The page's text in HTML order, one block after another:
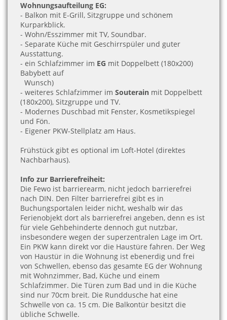
Wohnungsaufteilung EG:
- Balkon mit E-Grill, Sitzgruppe und schönem
Kurparkblick.
- Wohn/Esszimmer mit TV, Soundbar.
- Separate Küche mit Geschirrspüler und guter
Ausstattung.
- ein Schlafzimmer im EG mit Doppelbett (180x200)
Babybett auf
Wunsch)
- weiteres Schlafzimmer im Souterain mit Doppelbett
(180x200), Sitzgruppe und TV.
- Modernes Duschbad mit Fenster, Kosmetikspiegel
und Fön.
- Eigener PKW-Stellplatz am Haus.
Frühstück gibt es optional im Loft-Hotel (direktes
Nachbarhaus).
Info zur Barrierefreiheit:
Die Fewo ist barrierearm, nicht jedoch barrierefrei
nach DIN. Den Filter barrierefrei gibt es in
Buchungsportalen leider nicht, weshalb wir das
Ferienobjekt dort als barrierefrei angeben, denn es ist
für viele Gehbehinderte dennoch gut nutzbar,
insbesondere wegen der superzentralen Lage im Ort.
Ein PKW kann direkt vor die Haustüre fahren. Der Weg
von Haustür in die Wohnung ist ebenerdig und frei
von Schwellen, ebenso das gesamte EG der Wohnung
mit Wohnzimmer, Bad, Küche und einem
Schlafzimmer. Die Türen zum Bad und in die Küche
sind nur 70cm breit. Die Runddusche hat eine
Schwelle von ca. 15 cm. Die Balkontür besitzt die
übliche Schwelle.